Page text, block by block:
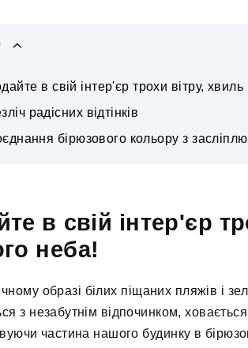
в свій інтер'єр трохи вітру, хвиль
радісних відтінків
бірюзового кольору з
в свій інтер'єр
неба!
образі білих піщаних пляжів і
з незабутнім відпочинком,
частина нашого будинку в